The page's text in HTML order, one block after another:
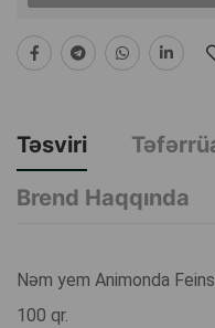
Təsviri
Brend Haqqında
Nəm yem Animonda
100 qr.